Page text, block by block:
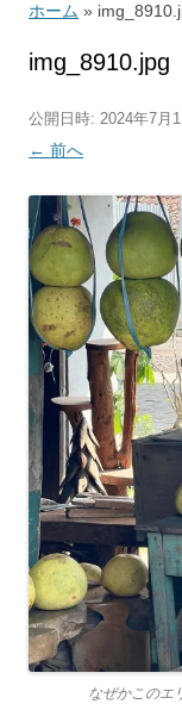
ホーム »
img_8910.jpg
公開日時: 2024年7月1
← 前へ
なぜかこのエ